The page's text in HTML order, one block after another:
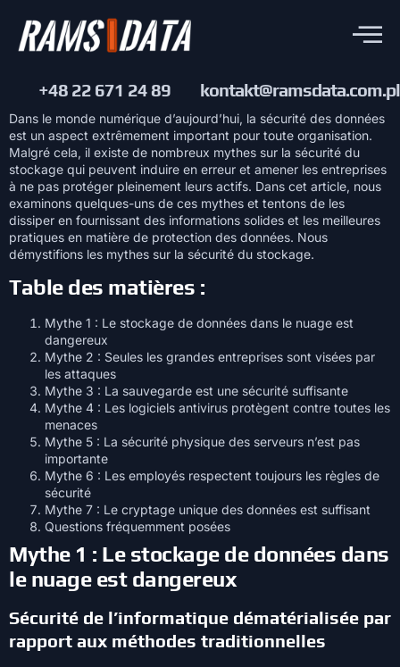
+48 22 671 24 89 kontakt@ramsdata.com.pl
Dans le monde numérique d’aujourd’hui, la sécurité des données
est un aspect extrêmement important pour toute organisation.
Malgré cela, il existe de nombreux mythes sur la sécurité du
stockage qui peuvent induire en erreur et amener les entreprises
à ne pas protéger pleinement leurs actifs. Dans cet article, nous
examinons quelques-uns de ces mythes et tentons de les
dissiper en fournissant des informations solides et les meilleures
pratiques en matière de protection des données. Nous
démystifions les mythes sur la sécurité du stockage.
Table des matières :
Mythe 1 : Le stockage de données dans le nuage est
dangereux
Mythe 2 : Seules les grandes entreprises sont visées par
les attaques
Mythe 3 : La sauvegarde est une sécurité suffisante
Mythe 4 : Les logiciels antivirus protègent contre toutes les
menaces
Mythe 5 : La sécurité physique des serveurs n’est pas
importante
Mythe 6 : Les employés respectent toujours les règles de
sécurité
Mythe 7 : Le cryptage unique des données est suffisant
Questions fréquemment posées
Mythe 1 : Le stockage de données dans
le nuage est dangereux
Sécurité de l’informatique dématérialisée par
rapport aux méthodes traditionnelles